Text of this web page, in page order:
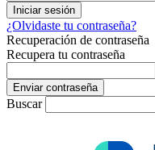
¿Olvidaste tu contraseña?
Recuperación de contraseña
Recupera tu contraseña
Buscar